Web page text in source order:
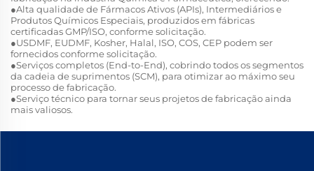
●Alta qualidade de Fármacos Ativos (APIs), Intermediários e
Produtos Químicos Especiais, produzidos em fábricas
certificadas GMP/ISO, conforme solicitação.
●USDMF, EUDMF, Kosher, Halal, ISO, COS, CEP podem ser
fornecidos conforme solicitação.
●Serviços completos (End-to-End), cobrindo todos os segmentos
da cadeia de suprimentos (SCM), para otimizar ao máximo seu
processo de fabricação.
●Serviço técnico para tornar seus projetos de fabricação ainda
mais valiosos.